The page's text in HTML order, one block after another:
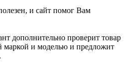
и сайт помог Вам
дополнительно проверит товар
маркой и моделью и предложит